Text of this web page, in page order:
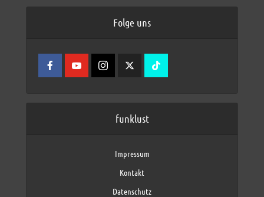
Folge uns
funklust
Impressum
Kontakt
Datenschutz